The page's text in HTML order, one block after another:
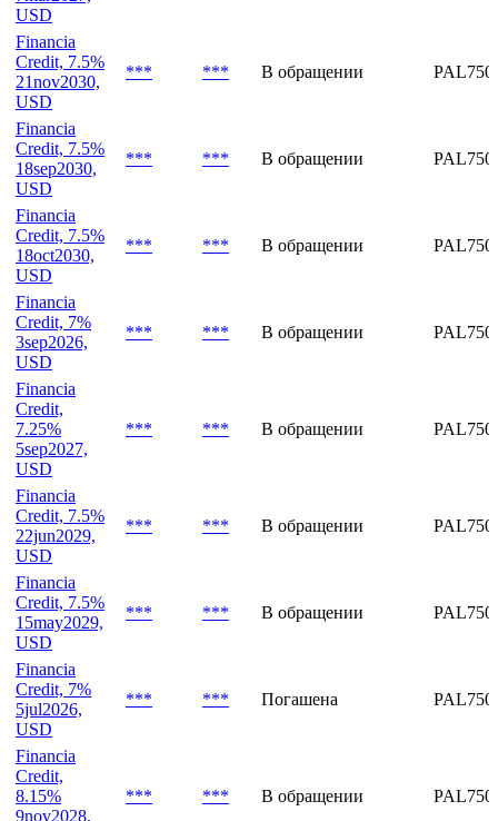
Financia
Credit,
7.125%
7mar2027,
USD
Financia
Credit, 7.5%
21nov2030,
USD
*** *** В обращении
Financia
Credit, 7.5%
18sep2030,
USD
*** *** В обращении
Financia
Credit, 7.5%
18oct2030,
USD
*** *** В обращении
Financia
Credit, 7%
3sep2026,
USD
Financia
Credit,
7.25%
5sep2027,
USD
Financia
Credit, 7.5%
22jun2029,
USD
*** *** В обращении
Financia
Credit, 7.5%
15may2029,
USD
*** *** В обращении
Financia
Credit, 7%
5jul2026,
USD